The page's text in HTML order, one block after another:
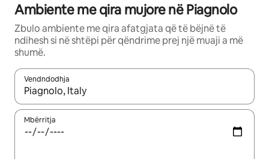
Ambiente me qira mujore në Piagnolo
Zbulo ambiente me qira afatgjata që të bëjnë të
ndihesh si në shtëpi për qëndrime prej një muaji a më
shumë.
Vendndodhja
Kur rezultatet të jenë të disponueshme, lëviz me butonat e
Mbërritja